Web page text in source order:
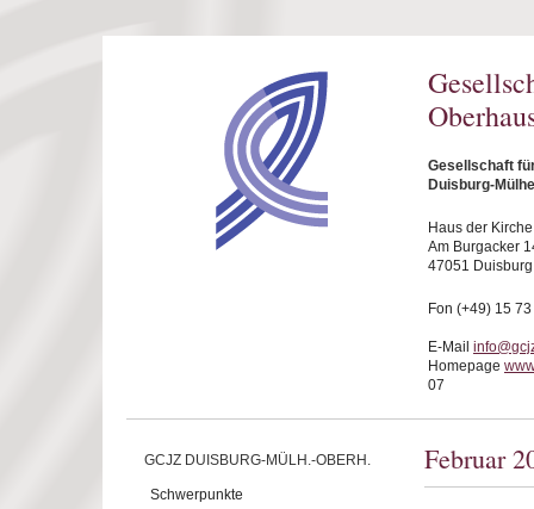
Gesellschaft
Duisburg-
Haus der Kirche
Am Burgacker
47051 Duisburg
Fon (+49) 15
E-Mail
Homepage
07
GCJZ DUISBURG-MÜLH.-OBERH.
Schwerpunkte
Februar